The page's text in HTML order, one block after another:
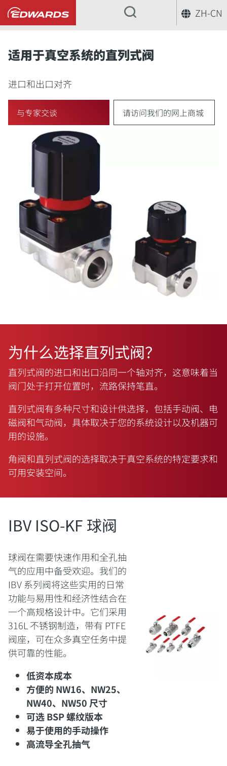
ZH-CN
...
适用于真空系统的直列式阀
进口和出口对齐
与专家交谈 请访问我们的网上商城
为什么选择直列式阀？
直列式阀的进口和出口沿同一个轴对齐，这意味着当
阀门处于打开位置时，流路保持笔直。
直列式阀有多种尺寸和设计供选择，包括手动阀、电
磁阀和气动阀，具体取决于您的系统设计以及机器可
用的设施。
角阀和直列式阀的选择取决于真空系统的特定要求和
可用安装空间。
IBV ISO-KF 球阀
球阀在需要快速作用和全孔抽
气的应用中备受欢迎。我们的
IBV 系列阀将这些实用的日常
功能与易用性和经济性结合在
一个高规格设计中。它们采用
316L 不锈钢制造，带有 PTFE
阀座，可在众多真空任务中提
供可靠的性能。
低资本成本
方便的 NW16、NW25、
NW40、NW50 尺寸
可选 BSP 螺纹版本
易于使用的手动操作
高流导全孔抽气